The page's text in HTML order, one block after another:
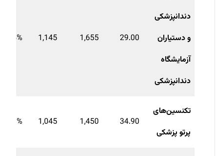
دندانپزشکی
و دستیاران
آزمایشگاه
دندانپزشکی
29.00
1,655
1,145
44.5%
تکنسینهای
پرتو پزشکی
34.90
1,450
1,045
38.8%